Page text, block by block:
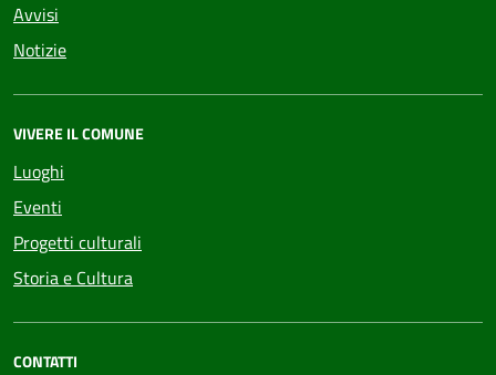
Avvisi
Notizie
VIVERE IL COMUNE
Luoghi
Eventi
Progetti culturali
Storia e Cultura
CONTATTI